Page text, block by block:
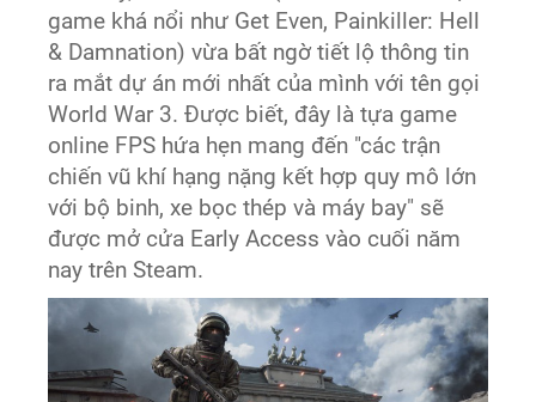
game khá nổi như Get Even, Painkiller: Hell
& Damnation) vừa bất ngờ tiết lộ thông tin
ra mắt dự án mới nhất của mình với tên gọi
World War 3. Được biết, đây là tựa game
online FPS hứa hẹn mang đến "các trận
chiến vũ khí hạng nặng kết hợp quy mô lớn
với bộ binh, xe bọc thép và máy bay" sẽ
được mở cửa Early Access vào cuối năm
nay trên Steam.